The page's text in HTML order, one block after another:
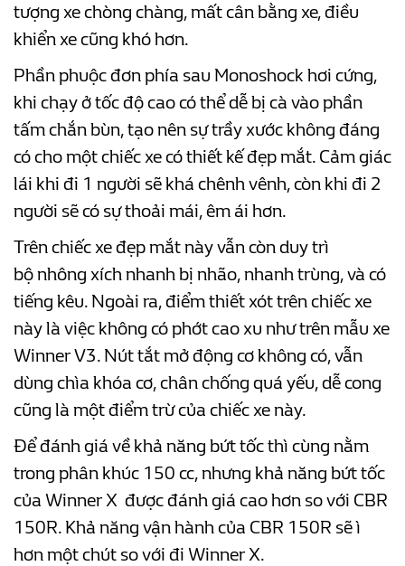
tượng xe chòng chàng, mất cân bằng xe, điều
khiển xe cũng khó hơn.
Phần phuộc đơn phía sau Monoshock hơi cứng,
khi chạy ở tốc độ cao có thể dễ bị cà vào phần
tấm chắn bùn, tạo nên sự trầy xước không đáng
có cho một chiếc xe có thiết kế đẹp mắt. Cảm giác
lái khi đi 1 người sẽ khá chênh vênh, còn khi đi 2
người sẽ có sự thoải mái, êm ái hơn.
Trên chiếc xe đẹp mắt này vẫn còn duy trì
bộ nhông xích nhanh bị nhão, nhanh trùng, và có
tiếng kêu. Ngoài ra, điểm thiết xót trên chiếc xe
này là việc không có phớt cao xu như trên mẫu xe
Winner V3. Nút tắt mở động cơ không có, vẫn
dùng chìa khóa cơ, chân chống quá yếu, dễ cong
cũng là một điểm trừ của chiếc xe này.
Để đánh giá về khả năng bứt tốc thì cùng nằm
trong phân khúc 150 cc, nhưng khả năng bứt tốc
của Winner X được đánh giá cao hơn so với CBR
150R. Khả năng vận hành của CBR 150R sẽ ì
hơn một chút so với đi Winner X.